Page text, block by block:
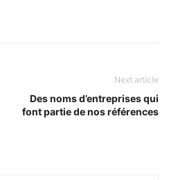
Next article
Des noms d’entreprises qui
font partie de nos références